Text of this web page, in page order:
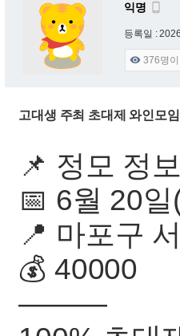
익명 
등록일 :
 376명
고대생 주최 초대제 와인모
📌 정모 정보
📅 6월 20일
📍 마포구
💰 40000
———